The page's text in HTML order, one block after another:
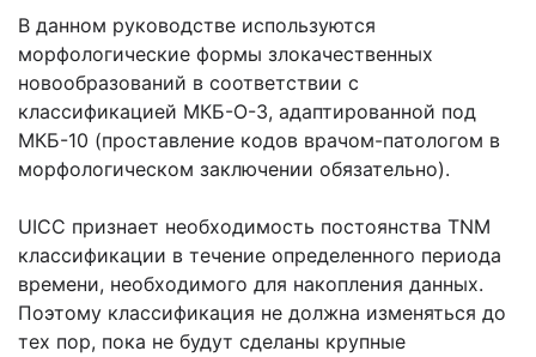
В данном руководстве используются
морфологические формы злокачественных
новообразований в соответствии с
классификацией МКБ-О-3, адаптированной под
МКБ-10 (проставление кодов врачом-патологом в
морфологическом заключении обязательно).
UICC признает необходимость постоянства TNM
классификации в течение определенного периода
времени, необходимого для накопления данных.
Поэтому классификация не должна изменяться до
тех пор, пока не будут сделаны крупные